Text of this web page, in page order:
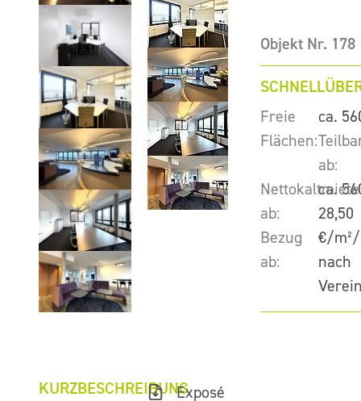
Objekt Nr. 178
Freie
Flächen:
ca.
ab:
ca.
Nettokaltmiete
ab:
28,50
€/
Bezug
ab:
nach
KURZBESCHREIBUNGExposé